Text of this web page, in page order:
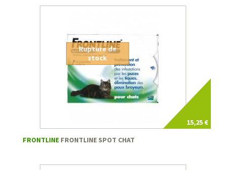
15,25 €
Rupture de
stock
FRONTLINE FRONTLINE SPOT CHAT